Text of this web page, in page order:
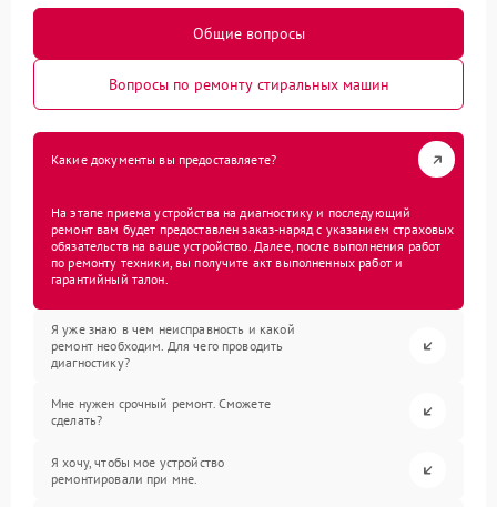
Общие вопросы
Вопросы по ремонту стиральных машин
Какие документы вы предоставляете?
На этапе приема устройства на диагностику и последующий
ремонт вам будет предоставлен заказ-наряд с указанием страховых
обязательств на ваше устройство. Далее, после выполнения работ
по ремонту техники, вы получите акт выполненных работ и
гарантийный талон.
Я уже знаю в чем неисправность и какой
ремонт необходим. Для чего проводить
диагностику?
Мне нужен срочный ремонт. Сможете
сделать?
Я хочу, чтобы мое устройство
ремонтировали при мне.